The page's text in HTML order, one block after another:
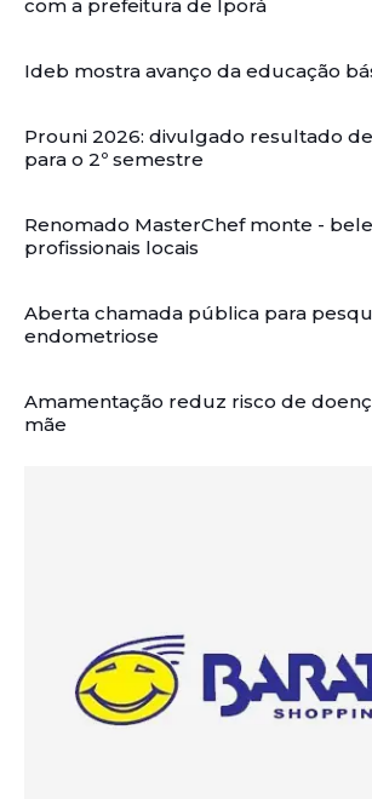
com a prefeitura de Iporá
Ideb mostra avanço da educação
Prouni 2026: divulgado resultado
para o 2º semestre
Renomado MasterChef monte -
profissionais locais
Aberta chamada pública para
endometriose
Amamentação reduz risco de
mãe
Artigos